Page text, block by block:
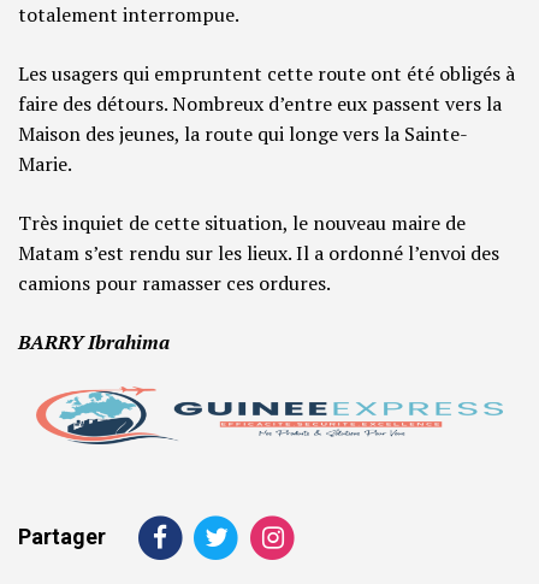
totalement interrompue.
Les usagers qui empruntent cette route ont été obligés à
faire des détours. Nombreux d’entre eux passent vers la
Maison des jeunes, la route qui longe vers la Sainte-
Marie.
Très inquiet de cette situation, le nouveau maire de
Matam s’est rendu sur les lieux. Il a ordonné l’envoi des
camions pour ramasser ces ordures.
BARRY Ibrahima
Partager